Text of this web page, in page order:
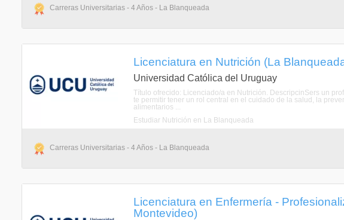
Carreras Universitarias - 4 Años - La Blanqueada
Licenciatura en Nutrición (La
Universidad Católica del Uruguay
Título ofrecido: Licenciado/a en Nutrición. DescripcinSers un
te permitir tener un rol central en el cuidado de la salud, la
alimentarios ...
Estudiar Nutrición en La Blanqueada
Carreras Universitarias - 4 Años - La Blanqueada
Licenciatura en Enfermería -
Montevideo)